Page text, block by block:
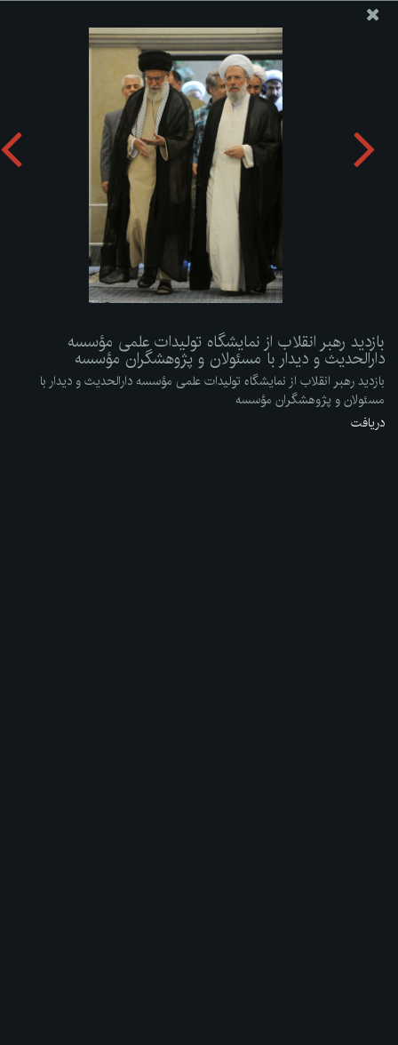
پایگاه اطلاع رسانی دفتر مقام معظم رهبری
ارسال نامه
وجوهات
بازدید رهبر انقلاب از نمایشگاه تولیدات علمی مؤسسه دارالحدیث
و دیدار با مسئولان و پژوهشگران مؤسسه
بازدید رهبر انقلاب از نمایشگاه تولیدات علمی مؤسسه
دارالحدیث و دیدار با مسئولان و پژوهشگران مؤسسه
بازدید رهبر انقلاب از نمایشگاه تولیدات علمی مؤسسه دارالحدیث و دیدار با
مسئولان و پژوهشگران مؤسسه
دریافت